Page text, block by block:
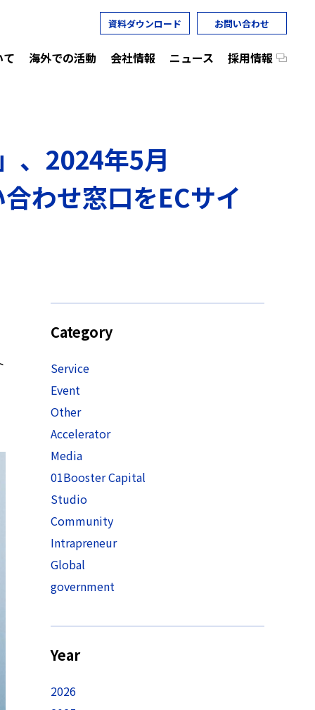
資料ダウンロード お問い合わせ
海外での活動 会社情報 ニュース 採用情報
、2024年5月
わせ窓口をECサイ
Category
Service
Event
Other
Accelerator
Media
01Booster Capital
Studio
Community
Intrapreneur
Global
government
Year
2026